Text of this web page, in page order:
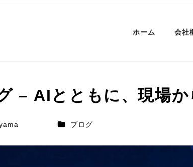
ホーム 会社
– AIとともに、現場か
カテゴリー
ブログ